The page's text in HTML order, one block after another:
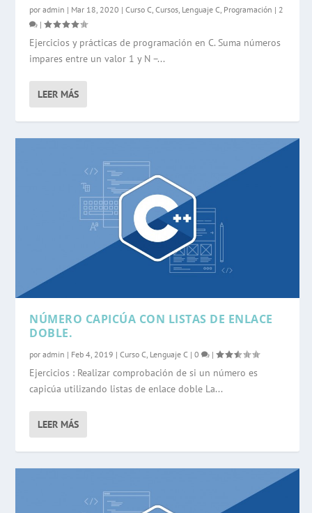
poradmin | Mar 18, 2020 |Curso C ,Cursos Lenguaje C Programación | 2
|
Ejercicios y prácticas de programación en C. Suma números
impares entre un valor 1 y N –...
LEER MÁS
NÚMERO CAPICÚA CON LISTAS DE ENLACE
DOBLE.
poradmin | Feb 4, 2019 |Curso C, Lenguaje C |0 |
Ejercicios : Realizar comprobación de si un número es
capicúa utilizando listas de enlace doble La...
LEER MÁS